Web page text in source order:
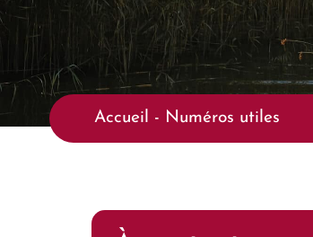
Accueil - Numéros utiles